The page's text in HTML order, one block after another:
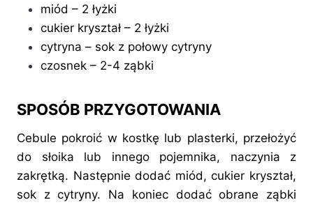
miód – 2 łyżki
cukier kryształ – 2 łyżki
cytryna – sok z połowy cytryny
czosnek – 2-4 ząbki
SPOSÓB PRZYGOTOWANIA
Cebule pokroić w kostkę lub plasterki, przełożyć
do słoika lub innego pojemnika, naczynia z
zakrętką. Następnie dodać miód, cukier kryształ,
sok z cytryny. Na koniec dodać obrane ząbki